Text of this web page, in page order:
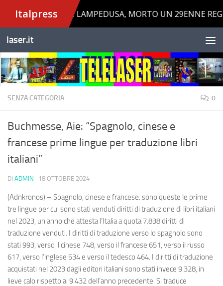
Salta al contenuto
laser.it
SENZA CATEGORIA 0
Buchmesse, Aie: “Spagnolo, cinese e
francese prime lingue per traduzione libri
italiani”
DI ADMIN · 18 OTTOBRE 2024
(Adnkronos) – Spagnolo, cinese e francese: sono queste le prime
tre lingue per cui sono stati venduti diritti di traduzione di libri italiani
nel 2023, un anno che attesta l’Italia a quota 7.838 diritti di
traduzione venduti. I diritti di traduzione verso lo spagnolo sono
stati 993, verso il cinese 748, verso il francese 651, verso il russo
617, verso l’inglese 534 e verso il tedesco 464. I diritti di traduzione
acquistati nel 2023 dagli editori italiani sono stati invece 9.328, in
lieve calo rispetto ai 9.432 dell’anno precedente. Si traduce